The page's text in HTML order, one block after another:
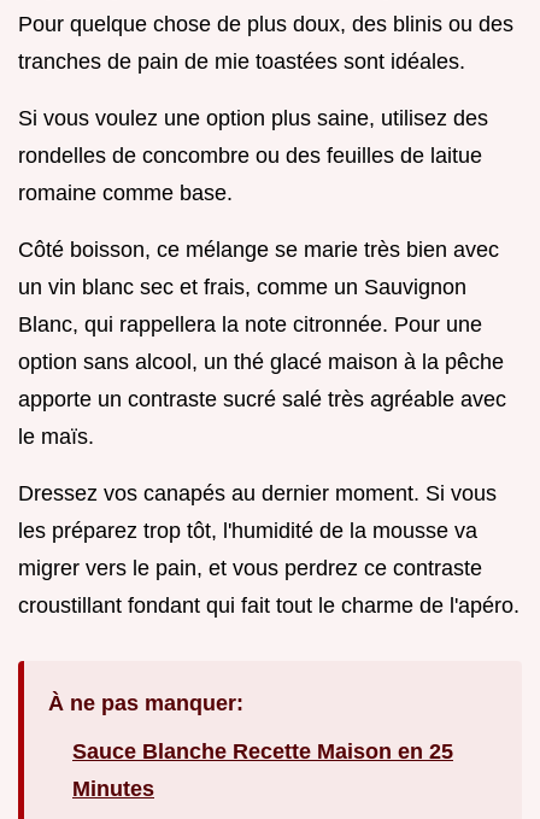
Pour quelque chose de plus doux, des blinis ou des
tranches de pain de mie toastées sont idéales.
Si vous voulez une option plus saine, utilisez des
rondelles de concombre ou des feuilles de laitue
romaine comme base.
Côté boisson, ce mélange se marie très bien avec
un vin blanc sec et frais, comme un Sauvignon
Blanc, qui rappellera la note citronnée. Pour une
option sans alcool, un thé glacé maison à la pêche
apporte un contraste sucré salé très agréable avec
le maïs.
Dressez vos canapés au dernier moment. Si vous
les préparez trop tôt, l'humidité de la mousse va
migrer vers le pain, et vous perdrez ce contraste
croustillant fondant qui fait tout le charme de l'apéro.
À ne pas manquer:
Sauce Blanche Recette Maison en 25
Minutes